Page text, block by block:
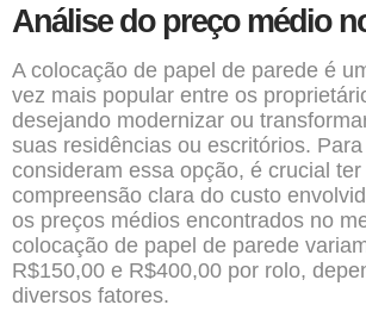
Análise do preço médio
A colocação de papel de parede é
vez mais popular entre os
desejando modernizar ou
suas residências ou escritórios.
consideram essa opção, é crucial
compreensão clara do custo
os preços médios encontrados no
colocação de papel de parede
R$150,00 e R$400,00 por rolo,
diversos fatores.